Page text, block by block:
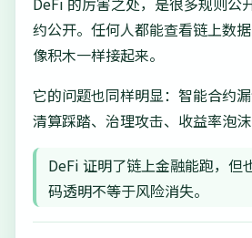
约公开。任何人都能查看链上数
像积木一样接起来。
它的问题也同样明显：智能合约漏
清算踩踏、治理攻击、收益率泡沫
DeFi 证明了链上金融能跑，但
码透明不等于风险消失。